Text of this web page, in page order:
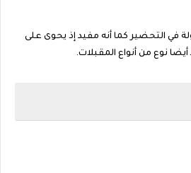
في التحضير كما أنه مفيد إذ يحوى على
أيضا نوع من أنواع المقبلات.